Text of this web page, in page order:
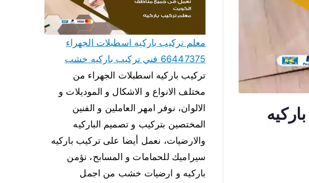
تركيب باركيه
معلم تركيب باركيه اسطبلات الجهراء
66447375 فني تركيب باركيه خشب
تركيب باركيه اسطبلات الجهراء من
مختلف الانواع و الاشكال و الموديلات و
الالوان، نوفر امهر العاملين و الفنين
المختصين بتركيب و تصميم الباركيه
والارضيات، نعمل أيضا على تركيب باركيه
سيراميك للحمامات و المسابح، نؤمن
باركيه و ارضيات خشب من اجمل